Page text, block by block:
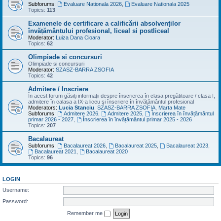
Subforums: Evaluare Nationala 2026,
Evaluare Nationala 2025
Topics: 113
Examenele de certificare a calificării absolvenților
învățământului profesional, liceal si postliceal
Moderator: Luiza Dana Cioara
Topics: 62
Olimpiade si concursuri
Olimpiade si concursuri
Moderator: SZASZ-BARRA ZSOFIA
Topics: 42
Admitere / Inscriere
În acest forum găsiţi informaţii despre înscrierea în clasa pregătitoare / clasa I,
admitere în calasa a IX-a liceu şi înscriere în învăţământul profesional
Moderators: Lucia Stanciu SZASZ-BARRA ZSOFIA Marta Mate
Subforums:
Admitere 2026, Admitere 2025,
Înscrierea în învățământul
primar 2026 - 2027
Înscrierea în învățământul primar 2025 - 2026
Topics: 207
Bacalaureat
Subforums: Bacalaureat 2026, Bacalaureat 2025, Bacalaureat 2023,
Bacalaureat 2021
Bacalaureat 2020
Topics: 96
LOGIN
Username:
Password:
Remember me